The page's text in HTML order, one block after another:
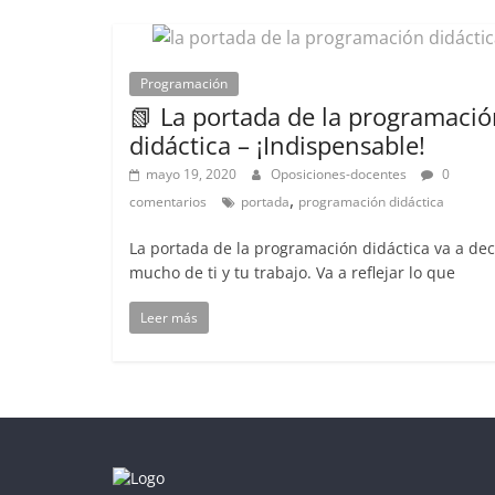
Programación
📗 La portada de la
didáctica – ¡Indispensable!
mayo 19, 2020 Oposiciones-docentes
0
comentarios
portada, programación didáctica
La portada de la programación didáctica va a
mucho de ti y tu trabajo. Va a reflejar lo que
Leer más